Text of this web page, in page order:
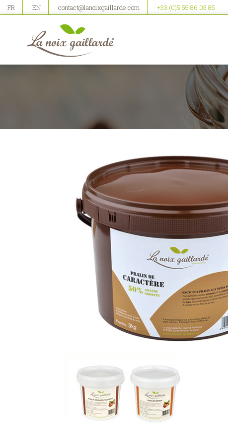
FR EN contact@lanoixgaillarde.com +33 (0)5 55 86 03 85